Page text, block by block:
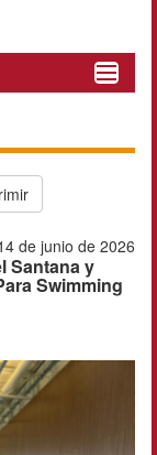
Toggle
de junio de 2026
Santana y
Swimming